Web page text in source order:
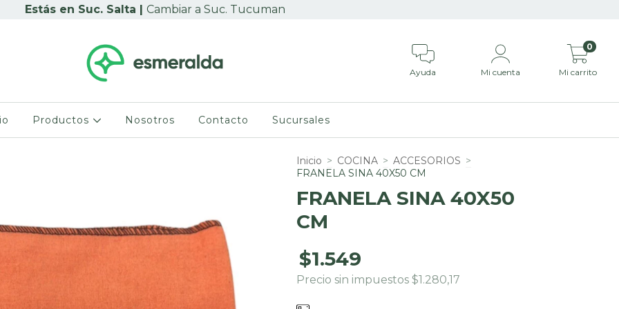
Cambiar a Suc. Tucuman
Ayuda Mi cuenta Mi carrito
0
Productos Nosotros Contacto Sucursales
Inicio > COCINA > ACCESORIOS >
FRANELA SINA 40X50 CM
FRANELA SINA 40X50
CM
$1.549
Precio sin impuestos $1.280,17